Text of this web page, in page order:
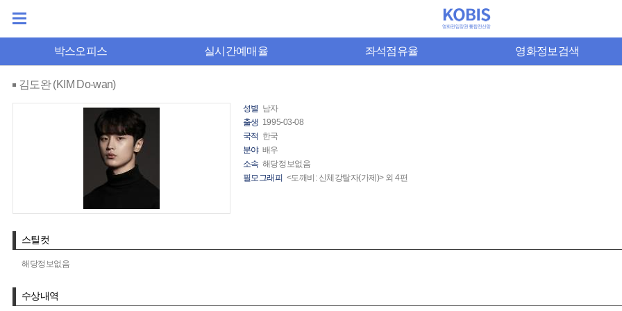
박스오피스 실시간예매율 좌석점유율 영화정보검색
김도완 (KIM Do-wan)
성별 남자
출생 1995-03-08
국적 한국
분야 배우
소속 해당정보없음
필모그래피 <도깨비: 신체강탈자(가제)> 외 4편
스틸컷
해당정보없음
수상내역